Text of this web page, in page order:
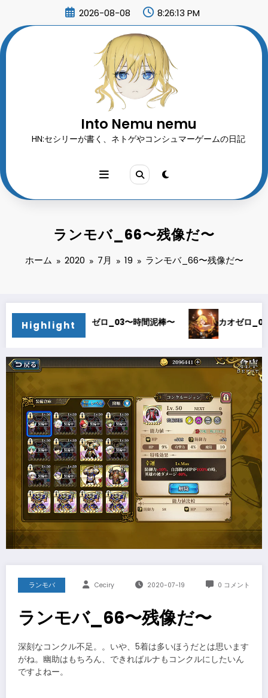
ン
ツ
2026-08-08 8:26:15 PM
Into Nemu nemu
HN:セシリーが書く、ネトゲやコンシュマーゲームの日記
ランモバ_66〜残像だ〜
ホーム 2020 7月 19 ランモバ_66〜残像だ〜
Highlight
カオゼロ_02〜オルレア考察〜 カオゼロ_01〜どス
ランモバ Ceciry 2020-07-19 0 コメント
ランモバ_66〜残像だ〜
深刻なコンクル不足。。いや、5着は多いほうだとは思います
がね。幽助はもちろん、できればルナもコンクルにしたいん
ですよねー。